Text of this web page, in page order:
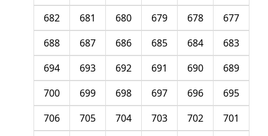
677
678
679
680
681
682
683
684
685
686
687
688
689
690
691
692
693
694
695
696
697
698
699
700
701
702
703
704
705
706